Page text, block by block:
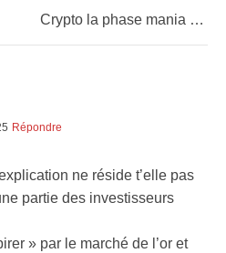
Crypto la phase mania arrive
Répondre
ne réside t’elle pas
partie des investisseurs
» par le marché de l’or et